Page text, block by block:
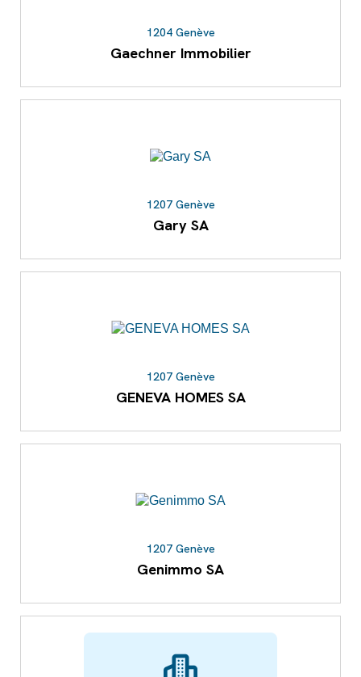
1204 Genève
Gaechner Immobilier
1207 Genève
Gary SA
1207 Genève
GENEVA HOMES SA
1207 Genève
Genimmo SA